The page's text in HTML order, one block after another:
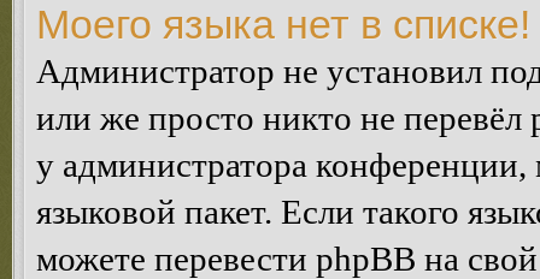
Моего языка нет в списке!
Администратор не установил
или же просто никто не
у администратора
языковой пакет. Если такого
можете перевести phpBB на